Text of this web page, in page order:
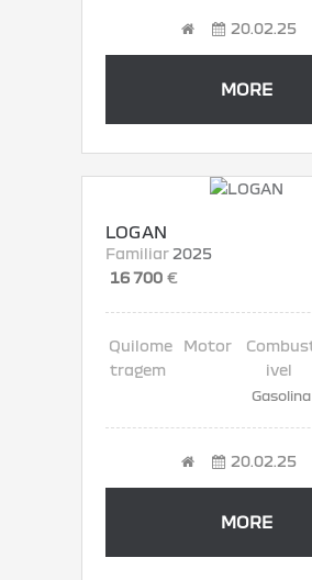
20.02.25
MORE
LOGAN
Familiar 2025
16 700 €
Gasolina
20.02.25
MORE